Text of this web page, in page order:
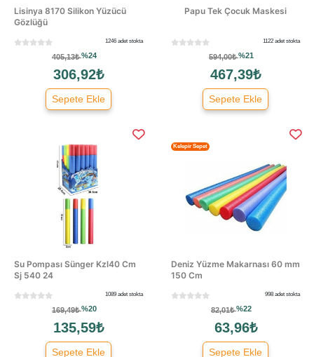
Lisinya 8170 Silikon Yüzücü
Gözlüğü
1246 adet stokta
405,13₺%24
306,92₺
Sepete Ekle
Papu Tek Çocuk Maskesi
1122 adet stokta
594,00₺%21
467,39₺
Sepete Ekle
Su Pompası Sünger Kzl40 Cm
Sj 540 24
1089 adet stokta
169,49₺%20
135,59₺
Sepete Ekle
Deniz Yüzme Makarnası 60 mm
150 Cm
Kelepir Sepet
998 adet stokta
82,01₺%22
63,96₺
Sepete Ekle